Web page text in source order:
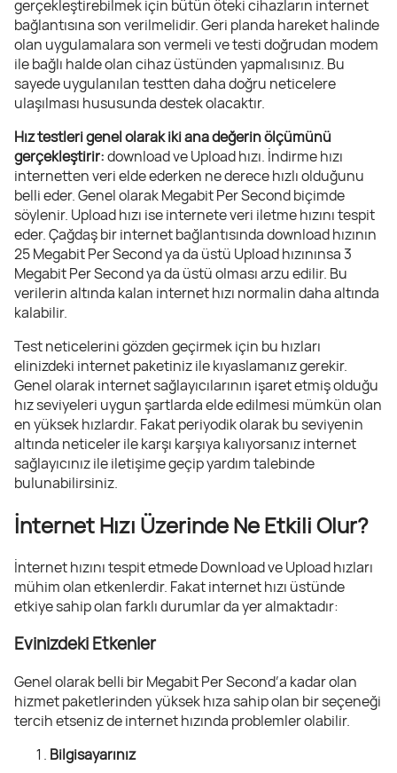
gerçekleştirebilmek için bütün öteki cihazların internet
bağlantısına son verilmelidir. Geri planda hareket halinde
olan uygulamalara son vermeli ve testi doğrudan modem
ile bağlı halde olan cihaz üstünden yapmalısınız. Bu
sayede uygulanılan testten daha doğru neticelere
ulaşılması hususunda destek olacaktır.
Hız testleri genel olarak iki ana değerin ölçümünü
gerçekleştirir:download ve Upload hızı. İndirme hızı
internetten veri elde ederken ne derece hızlı olduğunu
belli eder. Genel olarak Megabit Per Second biçimde
söylenir. Upload hızı ise internete veri iletme hızını tespit
eder. Çağdaş bir internet bağlantısında download hızının
25 Megabit Per Second ya da üstü Upload hızınınsa 3
Megabit Per Second ya da üstü olması arzu edilir. Bu
verilerin altında kalan internet hızı normalin daha altında
kalabilir.
Test neticelerini gözden geçirmek için bu hızları
elinizdeki internet paketiniz ile kıyaslamanız gerekir.
Genel olarak internet sağlayıcılarının işaret etmiş olduğu
hız seviyeleri uygun şartlarda elde edilmesi mümkün olan
en yüksek hızlardır. Fakat periyodik olarak bu seviyenin
altında neticeler ile karşı karşıya kalıyorsanız internet
sağlayıcınız ile iletişime geçip yardım talebinde
bulunabilirsiniz.
İnternet Hızı Üzerinde Ne Etkili Olur?
İnternet hızını tespit etmede Download ve Upload hızları
mühim olan etkenlerdir. Fakat internet hızı üstünde
etkiye sahip olan farklı durumlar da yer almaktadır:
Evinizdeki Etkenler
Genel olarak belli bir Megabit Per Second’a kadar olan
hizmet paketlerinden yüksek hıza sahip olan bir seçeneği
tercih etseniz de internet hızında problemler olabilir.
Bilgisayarınız